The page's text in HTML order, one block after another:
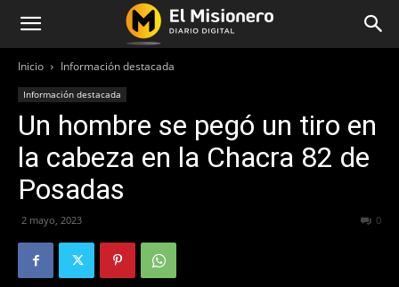
Inicio Información destacada
Información destacada
Un hombre se pegó un tiro en
la cabeza en la Chacra 82 de
Posadas
2 mayo, 2023 0